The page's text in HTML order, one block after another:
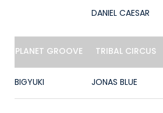
DANIEL CAESAR
PLANET GROOVE TRIBAL CIRCUS
BIGYUKI JONAS BLUE